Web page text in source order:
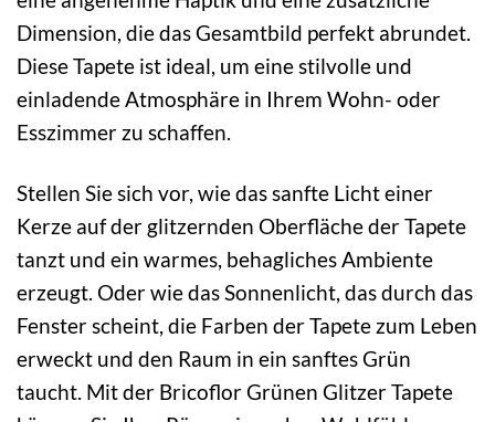
Dimension, die das Gesamtbild perfekt abrundet.
Diese Tapete ist ideal, um eine stilvolle und
einladende Atmosphäre in Ihrem Wohn- oder
Esszimmer zu schaffen.
Stellen Sie sich vor, wie das sanfte Licht einer
Kerze auf der glitzernden Oberfläche der Tapete
tanzt und ein warmes, behagliches Ambiente
erzeugt. Oder wie das Sonnenlicht, das durch das
Fenster scheint, die Farben der Tapete zum Leben
erweckt und den Raum in ein sanftes Grün
taucht. Mit der Bricoflor Grünen Glitzer Tapete